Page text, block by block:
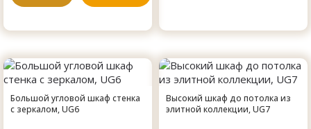
Большой угловой шкаф стенка
с зеркалом, UG6
Высокий шкаф до потолка из
элитной коллекции, UG7